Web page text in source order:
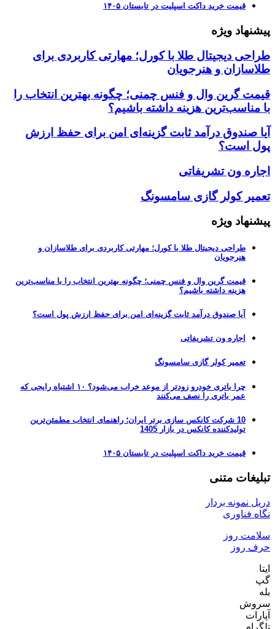
قیمت خرید داکت اسپلیت در تابستان ۱۴۰۵
پیشنهاد ویژه
طراحی دیجیتال طلا با کورل؛ مهارتی کاربردی برای
طلاسازان و هنرجویان
قیمت گرین وال و فنس چمنی؛ چگونه بهترین انتخاب را
با مناسب‌ترین هزینه داشته باشیم؟
آیا صندوق درآمد ثابت گزینه‌ای امن برای حفظ ارزش
پول است؟
اجاره ون تشریفاتی
تعمیر کولر گازی سامسونگ
پیشنهاد ویژه
طراحی دیجیتال طلا با کورل؛ مهارتی کاربردی برای طلاسازان و
هنرجویان
قیمت گرین وال و فنس چمنی؛ چگونه بهترین انتخاب را با مناسب‌ترین
هزینه داشته باشیم؟
آیا صندوق درآمد ثابت گزینه‌ای امن برای حفظ ارزش پول است؟
اجاره ون تشریفاتی
تعمیر کولر گازی سامسونگ
چرا باتری خودرو زودتر از موعد خراب می‌شود؟ ۱۰ اشتباه رایجی که
عمر باتری را نصف می‌کنند
10 شرکت کانکس سازی برتر ایران؛ راهنمای انتخاب مطمئن‌ترین
تولیدکننده کانکس در بازار 1405
قیمت خرید داکت اسپلیت در تابستان ۱۴۰۵
تبلیغات متنی
دریل نمونه بردار
نگاه فناوری
سلامت روز
حرف روز
ایتا
گپ
بله
سروش
آپارات
تلگرام